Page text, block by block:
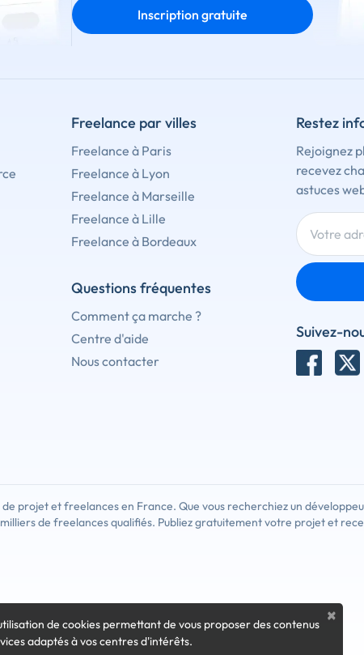
Inscription gratuite
Freelance par villes
Freelance à Paris
Freelance à Lyon
Freelance à Marseille
Freelance à Lille
Freelance à Bordeaux
Questions fréquentes
Comment ça marche ?
Centre d'aide
Nous contacter
Restez
Rejoignez
recevez
astuces
Suivez-
projet et freelances en France. Que vous recherchiez un
de freelances qualifiés. Publiez gratuitement votre projet et
×
de cookies permettant de vous proposer des contenus
adaptés à vos centres d'intérêts.